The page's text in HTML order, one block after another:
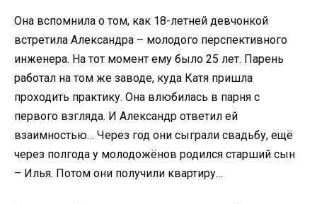
Она вспомнила о том, как 18-летней девчонкой
встретила Александра – молодого перспективного
инженера. На тот момент ему было 25 лет. Парень
работал на том же заводе, куда Катя пришла
проходить практику. Она влюбилась в парня с
первого взгляда. И Александр ответил ей
взаимностью… Через год они сыграли свадьбу, ещё
через полгода у молодожёнов родился старший сын
– Илья. Потом они получили квартиру…